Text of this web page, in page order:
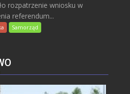
rozpatrzenie wniosku w
referendum...
Samorząd